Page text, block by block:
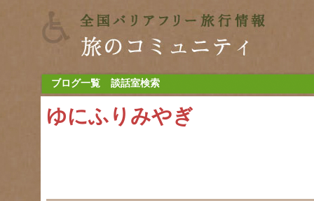
ブログ一覧 談話室検索
ゆにふりみやぎ